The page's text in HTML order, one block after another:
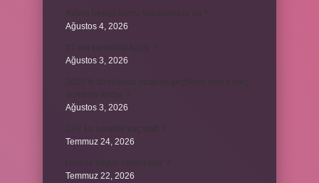
Ağustos 4, 2026
Ağustos 3, 2026
Ağustos 3, 2026
Temmuz 24, 2026
Temmuz 22, 2026